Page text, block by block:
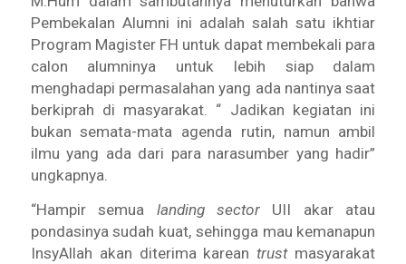
Pembekalan Alumni ini adalah salah satu ikhtiar
Program Magister FH untuk dapat membekali para
calon alumninya untuk lebih siap dalam
menghadapi permasalahan yang ada nantinya saat
berkiprah di masyarakat. “ Jadikan kegiatan ini
bukan semata-mata agenda rutin, namun ambil
ilmu yang ada dari para narasumber yang hadir”
ungkapnya.
“Hampir semua landing sector UII akar atau
pondasinya sudah kuat, sehingga mau kemanapun
InsyAllah akan diterima kareantrustmasyarakat